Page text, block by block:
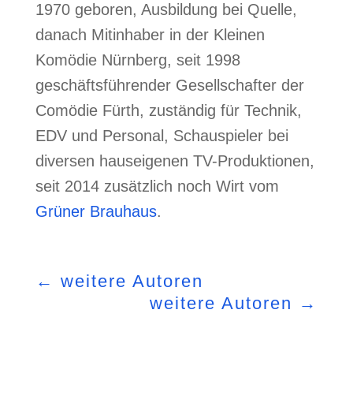
1970 geboren, Ausbildung bei Quelle,
danach Mitinhaber in der Kleinen
Komödie Nürnberg, seit 1998
geschäftsführender Gesellschafter der
Comödie Fürth, zuständig für Technik,
EDV und Personal, Schauspieler bei
diversen hauseigenen TV-Produktionen,
seit 2014 zusätzlich noch Wirt vom
Grüner Brauhaus.
← weitere Autoren
weitere Autoren →